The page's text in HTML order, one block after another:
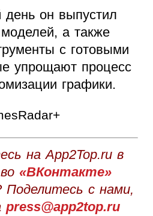
он выпустил
а также
с готовыми
упрощают процесс
графики.
на App2Top.ru в
«ВКонтакте»
с нами,
press@app2top.ru